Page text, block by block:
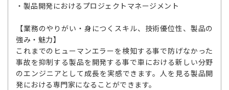
・製品開発におけるプロジェクトマネージメント
【業務のやりがい・身につくスキル、技術優位性、製品の
強み・魅力】
これまでのヒューマンエラーを検知する事で防げなかった
事故を抑制する製品を開発する事で車における新しい分野
のエンジニアとして成長を実感できます。人を見る製品開
発における専門家になることができます。